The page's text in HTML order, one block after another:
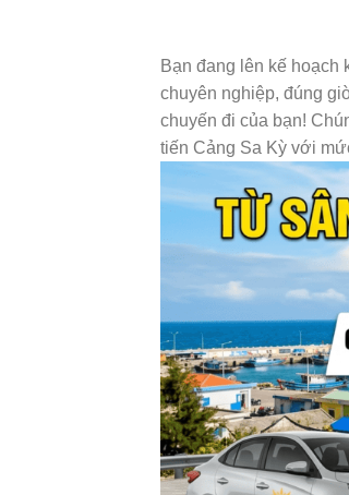
Bạn đang lên kế hoạch
chuyên nghiệp, đúng
chuyến đi của bạn!
tiến Cảng Sa Kỳ với